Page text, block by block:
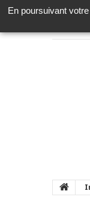
En poursuivant